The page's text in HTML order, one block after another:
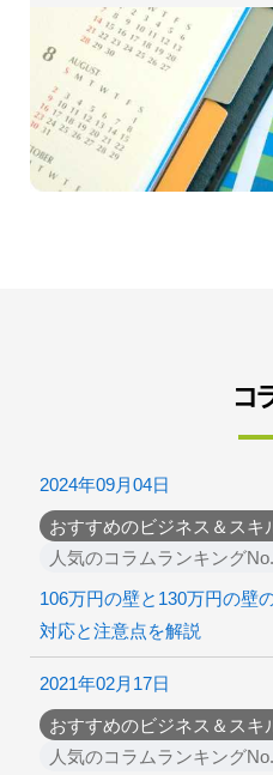
コ
2024年09月04日
おすすめのビジネス＆スキ
人気のコラムランキング
106万円の壁と130万円の壁
対応と注意点を解説
2021年02月17日
おすすめのビジネス＆スキ
人気のコラムランキング